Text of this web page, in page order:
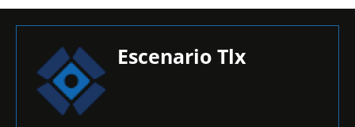
Escenario Tlx